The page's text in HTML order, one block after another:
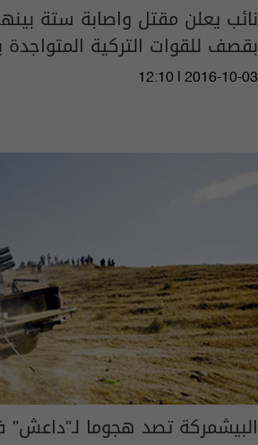
نائب يعلن مقتل واصابة ستة
بقصف للقوات التركية
12:10 | 2016-10-03
البيشمركة تصد هجوما